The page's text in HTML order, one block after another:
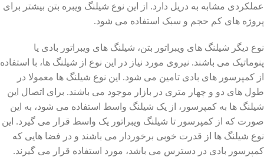
عملکردی مشابه به دریل دارد. از این نوع شیلنگ ویبره بتن بیشتر برای
پروژه های کم حجم و سبک استفاده می شود.
نوع دیگر شیلنگ های ویبراتور بتن، شیلنگ های ویبراتور بادی یا
پنوماتیک می باشند. نیروی مورد نیاز در این نوع از شیلنگ ها، با استفاده
از کمپرسور های بادی تامین می شود. این نوع شیلنگ ها معمولا در
طول های دو و چهار متری در بازار موجود می باشند. برای اتصال این
شیلنگ ها به کمپرسور، از یک شیلنگ واسط استفاده می شود، به این
صورت که از کمپرسور تا شیلنگ ویبراتور یک واسط قرار می گیرد. این
نوع شیلنگ ها از قدرت خوبی برخوردار می باشند و در فضا هایی که
کمپرسور بادی در دسترس می باشد، مورد استفاده قرار می گیرند.